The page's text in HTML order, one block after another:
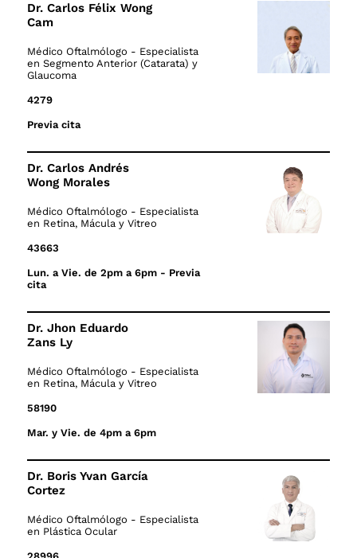
Dr. Carlos Félix Wong
Cam
Médico Oftalmólogo - Especialista
en Segmento Anterior (Catarata) y
Glaucoma
4279
Previa cita
Dr. Carlos Andrés
Wong Morales
Médico Oftalmólogo - Especialista
en Retina, Mácula y Vitreo
43663
Lun. a Vie. de 2pm a 6pm - Previa
cita
Dr. Jhon Eduardo
Zans Ly
Médico Oftalmólogo - Especialista
en Retina, Mácula y Vitreo
58190
Mar. y Vie. de 4pm a 6pm
Dr. Boris Yvan García
Cortez
Médico Oftalmólogo - Especialista
en Plástica Ocular